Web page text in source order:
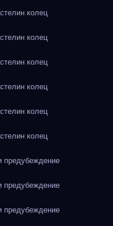
колец
колец
колец
колец
колец
колец
предубеждение
предубеждение
предубеждение